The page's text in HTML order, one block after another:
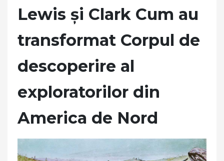
Lewis și Clark Cum au
transformat Corpul de
descoperire al
exploratorilor din
America de Nord